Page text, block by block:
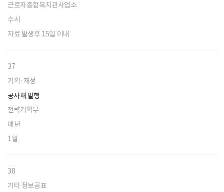
근로자종합복지관사업소
수시
자료 발생후 15일 이내
37
기획·재정
공사채 발행
전략기획부
매년
1월
38
기타 정보공표